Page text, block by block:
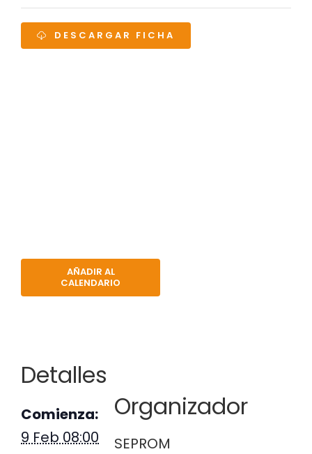
DESCARGAR FICHA
AÑADIR AL
CALENDARIO
Detalles
Comienza:
9 Feb 08:00
Organizador
SEPROM